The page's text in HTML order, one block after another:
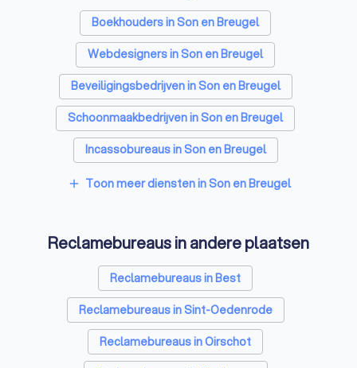
Boekhouders in Son en Breugel
Webdesigners in Son en Breugel
Beveiligingsbedrijven in Son en Breugel
Schoonmaakbedrijven in Son en Breugel
Incassobureaus in Son en Breugel
Online marketing bureaus in Son en Breugel
Vertaalbureaus in Son en Breugel
SEO-specialisten in Son en Breugel
Grafisch ontwerpers in Son en Breugel
Accountants in Son en Breugel
add Toon meer diensten in Son en Breugel
Reclamebureaus in andere plaatsen
Reclamebureaus in Best
Reclamebureaus in Sint-Oedenrode
Reclamebureaus in Oirschot